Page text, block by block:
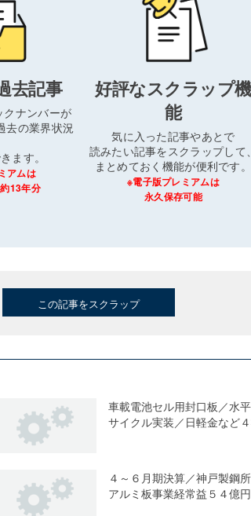
去記事
クナンバーが
去の業界状況
ます。
アムは
13年分
好評なスクラップ機
能
気に入った記事やあとで
読みたい記事をスクラップして、
まとめておく機能が便利です。
※電子版プレミアムは
永久保存可能
この記事をスクラップ
車載電池セル用封口板／水
サイクル実装／日軽金など
４～６月期決算／神戸製鋼
アルミ板事業経常益５４億円